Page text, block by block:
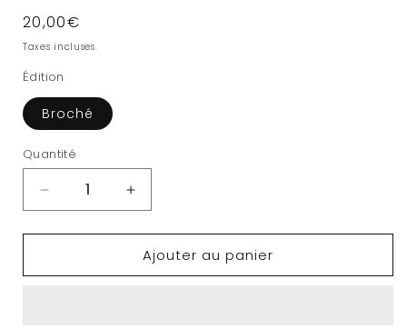
Prix
habituel
20,00€
Taxes incluses.
Édition
Broché
Quantité
Réduire
la
quantité
ROMAN
Augmenter
la
quantité
de
ROMAN
Ajouter au panier